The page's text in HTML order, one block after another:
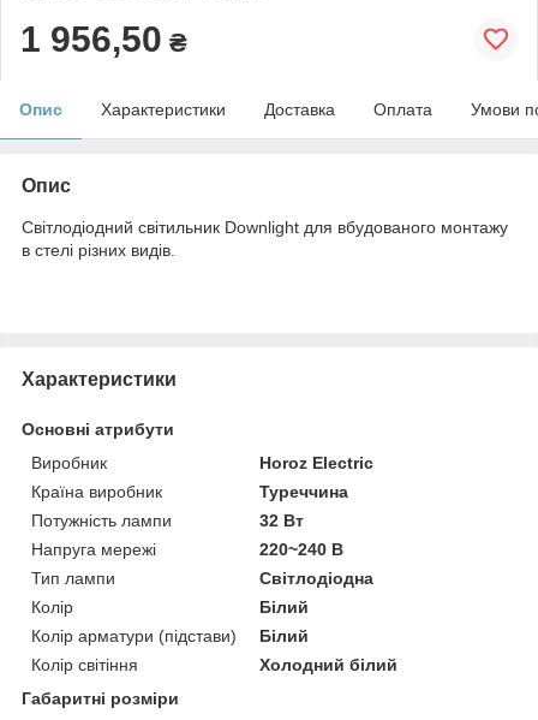
1 956,50 ₴
Опис Характеристики Доставка Оплата Умови
Опис
Світлодіодний світильник Downlight для вбудованого монтажу
в стелі різних видів.
Характеристики
Основні атрибути
Виробник
Horoz Electric
Країна виробник
Туреччина
Потужність лампи
32 Вт
Напруга мережі
220~240 В
Тип лампи
Світлодіодна
Колір
Білий
Колір арматури (підстави)
Білий
Колір світіння
Холодний білий
Габаритні розміри